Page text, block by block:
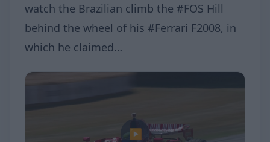
watch the Brazilian climb the #FOS Hill
behind the wheel of his #Ferrari F2008, in
which he claimed…
▶